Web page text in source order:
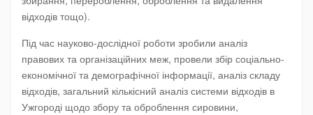
відходів тощо).
Під час науково-дослідної роботи зробили аналіз
правових та організаційних меж, провели збір соціально-
економічної та демографічної інформації, аналіз складу
відходів, загальний кількісний аналіз системи відходів в
Ужгороді щодо збору та оброблення сировини,